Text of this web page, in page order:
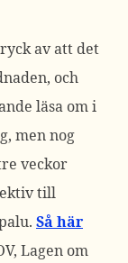
av att det
och
läsa om i
men nog
veckor
till
Så här
Lagen om